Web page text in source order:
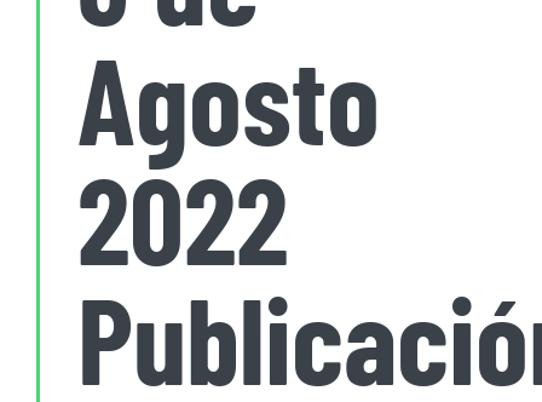
Agosto
2022